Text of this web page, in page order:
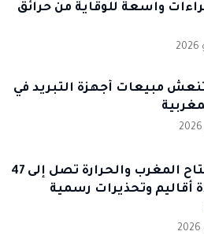
واسعة للوقاية من حرائق
مبيعات أجهزة التبريد في
موجة حر تجتاح المغرب والحرارة تصل إلى 47
أقاليم وتحذيرات رسمية